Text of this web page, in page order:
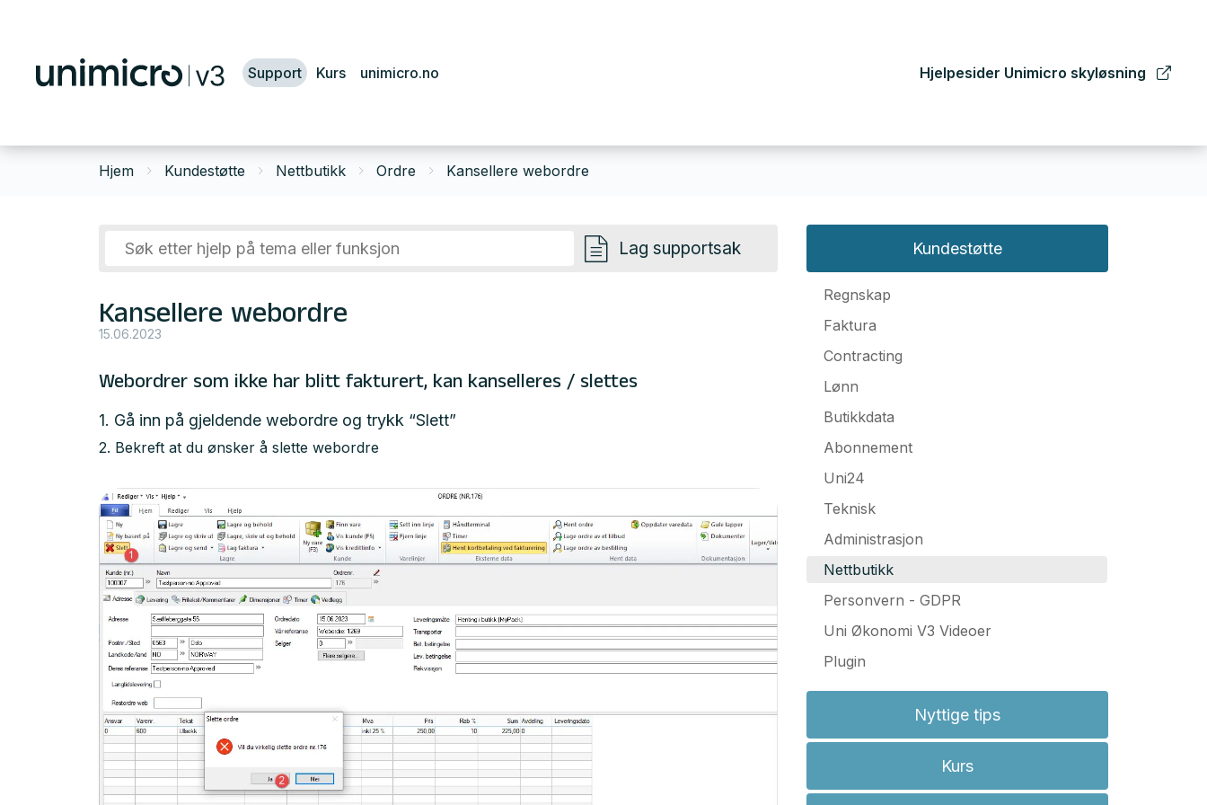
Support Kurs unimicro.no Hjelpesider Unimicro skyløsning
Hjem Kundestøtte Nettbutikk Ordre Kansellere webordre
Kundestøtte
Regnskap
Faktura
Contracting
Lønn
Butikkdata
Abonnement
Uni24
Teknisk
Administrasjon
Nettbutikk
Personvern - GDPR
Uni Økonomi V3 Videoer
Plugin
Nyttige tips
Kurs
Lag supportsak
Kansellere webordre
15.06.2023
Webordrer som ikke har blitt fakturert, kan kanselleres / slettes
1. Gå inn på gjeldende webordre og trykk “Slett”
2. Bekreft at du ønsker å slette webordre